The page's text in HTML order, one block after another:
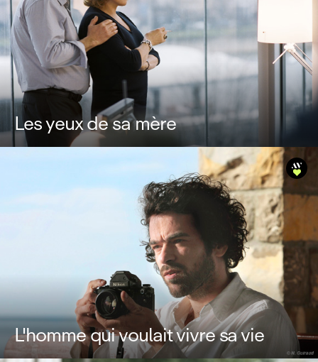
Les yeux de sa mère
L'homme qui voulait vivre sa vie